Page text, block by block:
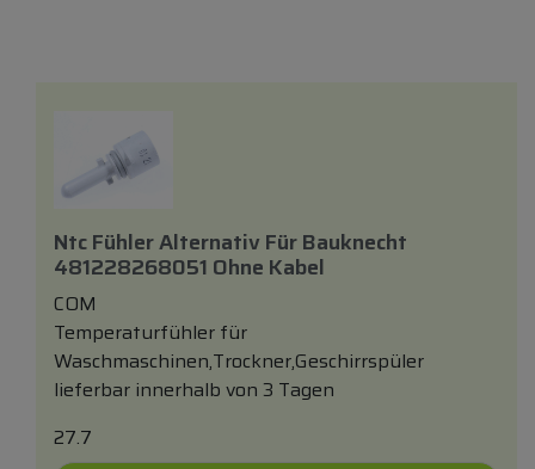
Ntc Fühler Alternativ Für Bauknecht
481228268051 Ohne Kabel
COM
Temperaturfühler für
Waschmaschinen,Trockner,Geschirrspüler
lieferbar innerhalb von 3 Tagen
27.7